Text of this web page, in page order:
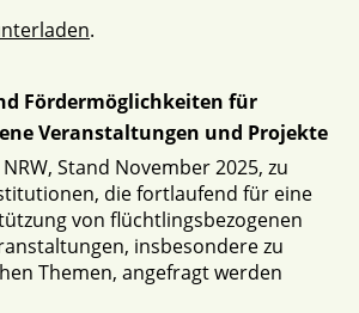
.
Fördermöglichkeiten für
Veranstaltungen und Projekte
Stand November 2025, zu
die fortlaufend für eine
von flüchtlingsbezogenen
insbesondere zu
Themen, angefragt werden